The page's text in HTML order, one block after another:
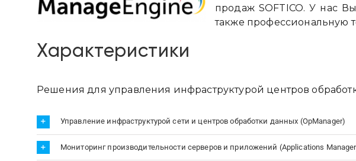
продаж SOFTICO. У нас
также профессиональную
Характеристики
Решения для управления инфраструктурой центров
Управление инфраструктурой сети и центров обработки данных (OpManager)
Мониторинг производительности серверов и приложений (Applications